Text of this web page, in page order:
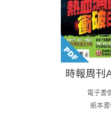
時報周刊
電子書
紙本書